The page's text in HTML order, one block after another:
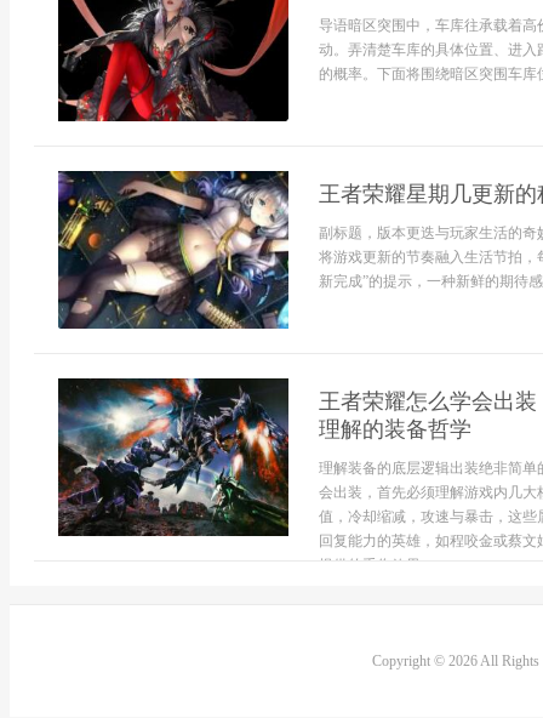
导语暗区突围中，车库往承载着
动。弄清楚车库的具体位置、进
的概率。下面将围绕暗区突围车
王者荣耀星期几更新
副标题，版本更迭与玩家生活的
将游戏更新的节奏融入生活节拍
新完成”的提示，一种新鲜的期待
王者荣耀怎么学会出
理解的装备哲学
理解装备的底层逻辑出装绝非简
会出装，首先必须理解游戏内几
值，冷却缩减，攻速与暴击，这
回复能力的英雄，如程咬金或蔡
提供的重伤效果，...
Copyright © 2026 All